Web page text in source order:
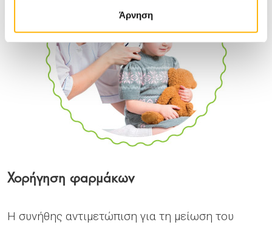
Άρνηση
Χορήγηση φαρμάκων
Η συνήθης αντιμετώπιση για τη μείωση του